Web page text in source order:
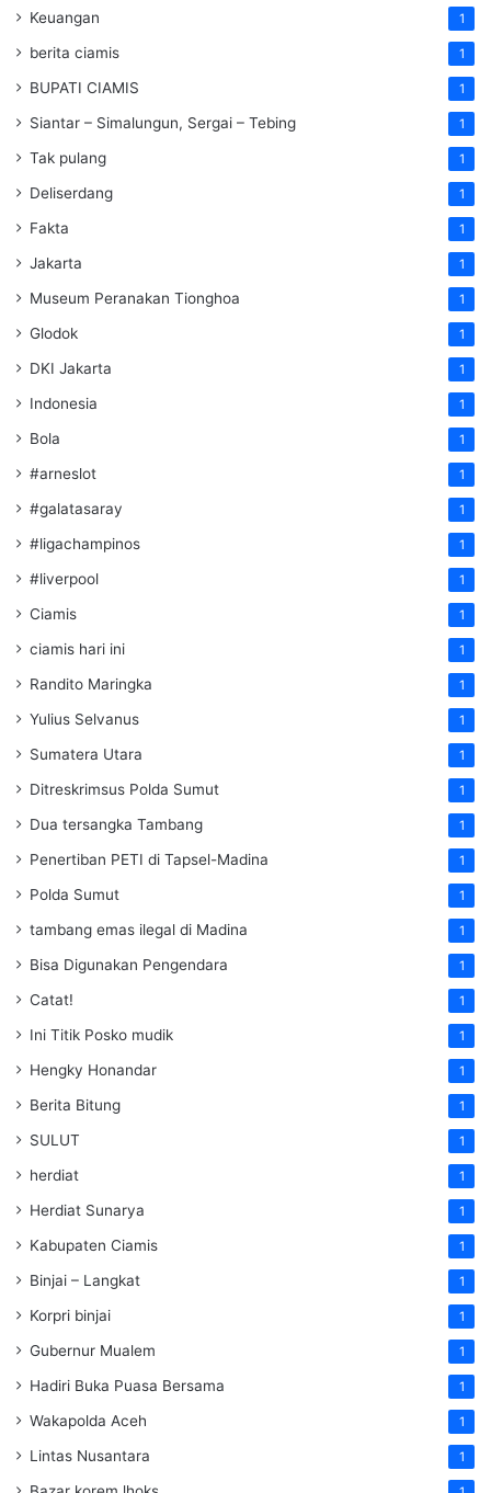
Keuangan 1
berita ciamis 1
BUPATI CIAMIS 1
Siantar – Simalungun, Sergai – Tebing 1
Tak pulang 1
Deliserdang 1
Fakta 1
Jakarta 1
Museum Peranakan Tionghoa 1
Glodok 1
DKI Jakarta 1
Indonesia 1
Bola 1
#arneslot 1
#galatasaray 1
#ligachampinos 1
#liverpool 1
Ciamis 1
ciamis hari ini 1
Randito Maringka 1
Yulius Selvanus 1
Sumatera Utara 1
Ditreskrimsus Polda Sumut 1
Dua tersangka Tambang 1
Penertiban PETI di Tapsel-Madina 1
Polda Sumut 1
tambang emas ilegal di Madina 1
Bisa Digunakan Pengendara 1
Catat! 1
Ini Titik Posko mudik 1
Hengky Honandar 1
Berita Bitung 1
SULUT 1
herdiat 1
Herdiat Sunarya 1
Kabupaten Ciamis 1
Binjai – Langkat 1
Korpri binjai 1
Gubernur Mualem 1
Hadiri Buka Puasa Bersama 1
Wakapolda Aceh 1
Lintas Nusantara 1